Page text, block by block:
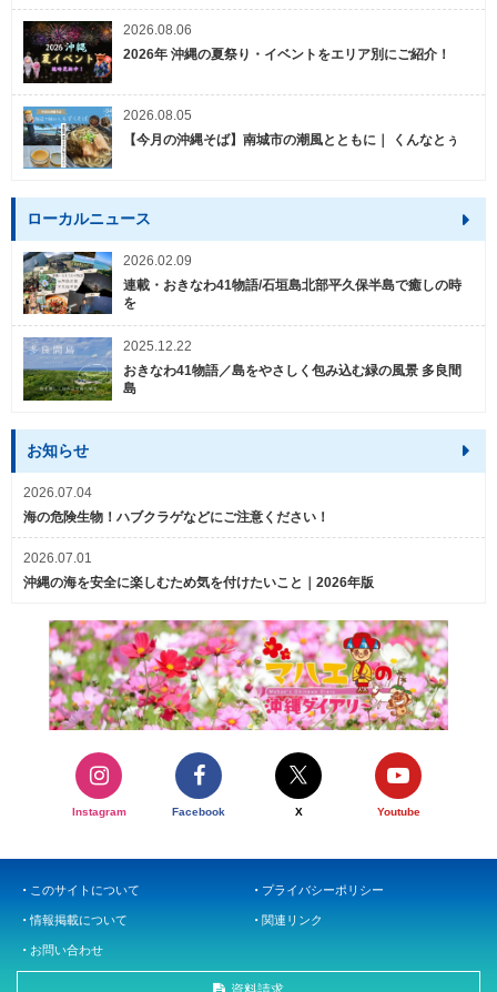
2026.08.06
2026年 沖縄の夏祭り・イベントをエリア別にご紹介！
2026.08.05
【今月の沖縄そば】南城市の潮風とともに｜ くんなとぅ
ローカルニュース
2026.02.09
連載・おきなわ41物語/石垣島北部平久保半島で癒しの時
を
2025.12.22
おきなわ41物語／島をやさしく包み込む緑の風景 多良間
島
お知らせ
2026.07.04
海の危険生物！ハブクラゲなどにご注意ください！
2026.07.01
沖縄の海を安全に楽しむため気を付けたいこと｜2026年版
Instagram Facebook X Youtube
このサイトについて プライバシーポリシー
情報掲載について 関連リンク
お問い合わせ